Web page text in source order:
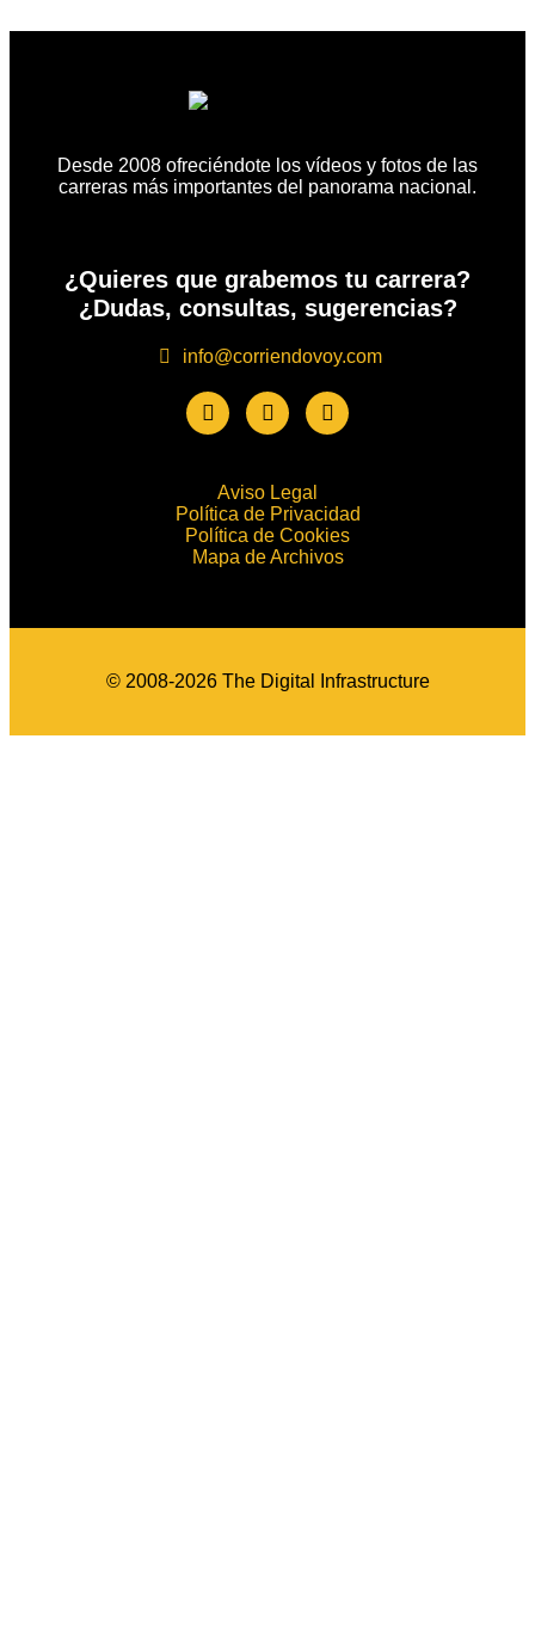
Desde 2008 ofreciéndote los vídeos y fotos de las
carreras más importantes del panorama nacional.
¿Quieres que grabemos tu carrera?
¿Dudas, consultas, sugerencias?
info@corriendovoy.com
Aviso Legal
Política de Privacidad
Política de Cookies
Mapa de Archivos
© 2008-2026 The Digital Infrastructure